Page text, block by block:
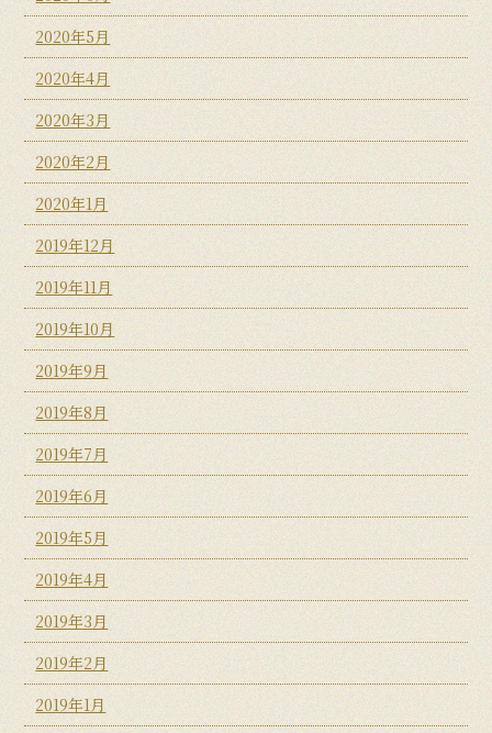
2020年5月
2020年4月
2020年3月
2020年2月
2020年1月
2019年12月
2019年11月
2019年10月
2019年9月
2019年8月
2019年7月
2019年6月
2019年5月
2019年4月
2019年3月
2019年2月
2019年1月